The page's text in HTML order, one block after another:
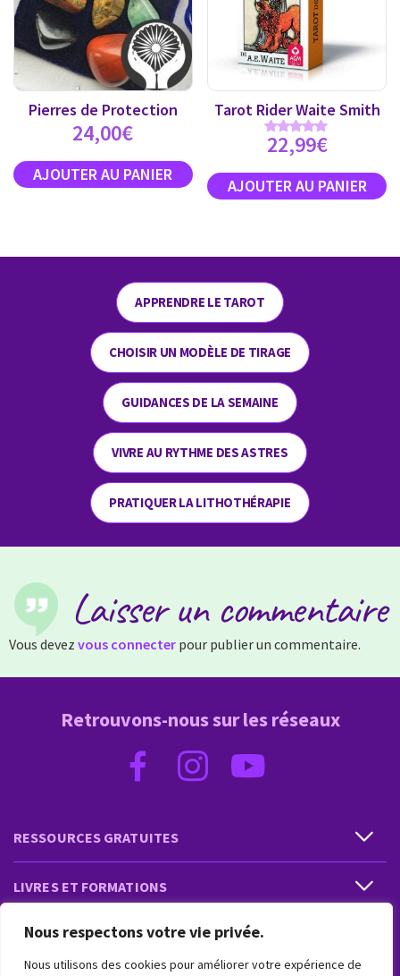
Nous respectons votre vie privée.
Nous utilisons des cookies pour améliorer votre expérience de
Pierres de Protection
24,00€
Tarot Rider Waite Smith
Note
4.89
22,99€
APPRENDRE LE TAROT
CHOISIR UN MODÈLE DE TIRAGE
GUIDANCES DE LA SEMAINE
VIVRE AU RYTHME DES ASTRES
PRATIQUER LA LITHOTHÉRAPIE
Laisser un commentaire
Vous devez vous connecter pour publier un commentaire.
RESSOURCES GRATUITES
LIVRES ET FORMATIONS
PRESTATIONS ET PRODUITS
Retrouvons-nous sur les réseaux